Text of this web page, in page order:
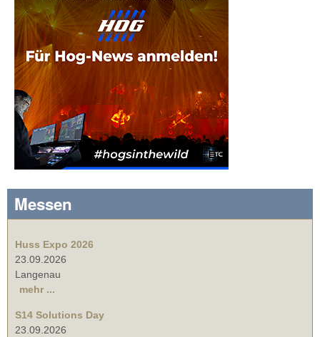
Messen
Huss Expo 2026
23.09.2026
Langenau
mehr ...
S14 Solutions Day
23.09.2026